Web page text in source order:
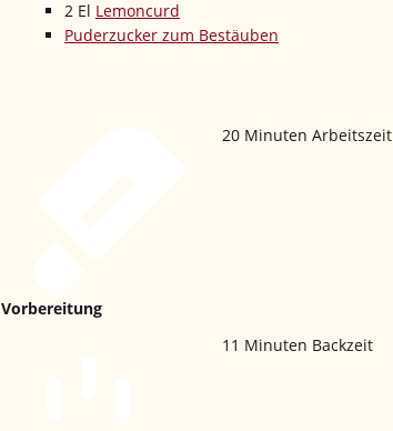
2 El Lemoncurd
Puderzucker zum Bestäuben
Vorbereitung
20 Minuten Arbeitszeit
11 Minuten Backzeit